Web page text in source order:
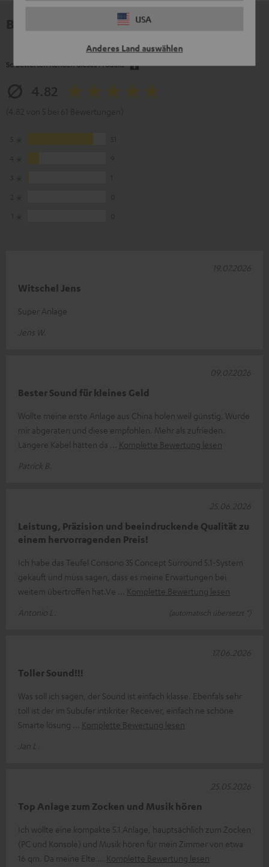
USA
Anderes Land auswählen
So bewerten Kunden dieses Produkt
Witschel Jens
Super Anlage
Jens W.
19.07.2026
Bester Sound für kleines Geld
Wollte meine erste Anlage aus China holen weil günstig. Wurde
mir abgeraten und diese empfohlen. Mehr als zufrieden.
Längere Kabel hätten da
Komplette Bewertung lesen
Patrick B.
09.07.2026
Leistung, Präzision und beeindruckende Qualität zu
einem hervorragenden Preis!
Ich habe das Teufel Consono 35 Concept Surround 5.1-System
gekauft und muss sagen, dass es meine Erwartungen bei
weitem übertroffen hat. ​Ve
Komplette Bewertung lesen
Antonio L.
(automatisch übersetzt *)
25.06.2026
Toller Sound!!!
Was soll ich sagen, der Sound ist einfach klasse. Ebenfals sehr
toll ist der im Subufer intikriter Receiver, einfach ne schöne
Smarte lösung
Komplette Bewertung lesen
Jan L.
17.06.2026
Top Anlage zum Zocken und Musik hören
Ich wollte eine kompakte 5.1 Anlage, hauptsächlich zum Zocken
(PC und Konsole) und Musik hören für mein Zimmer von etwa
16 qm. Da meine Elte
Komplette Bewertung lesen
25.05.2026